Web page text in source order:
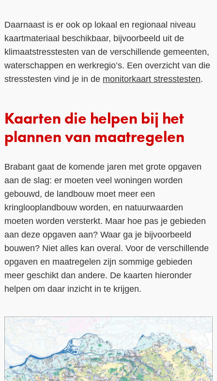
Daarnaast is er ook op lokaal en regionaal niveau
kaartmateriaal beschikbaar, bijvoorbeeld uit de
klimaatstresstesten van de verschillende gemeenten,
waterschappen en werkregio’s. Een overzicht van die
stresstesten vind je in de monitorkaart stresstesten.
Kaarten die helpen bij het
plannen van maatregelen
Brabant gaat de komende jaren met grote opgaven
aan de slag: er moeten veel woningen worden
gebouwd, de landbouw moet meer een
kringlooplandbouw worden, en natuurwaarden
moeten worden versterkt. Maar hoe pas je gebieden
aan deze opgaven aan? Waar ga je bijvoorbeeld
bouwen? Niet alles kan overal. Voor de verschillende
opgaven en maatregelen zijn sommige gebieden
meer geschikt dan andere. De kaarten hieronder
helpen om daar inzicht in te krijgen.